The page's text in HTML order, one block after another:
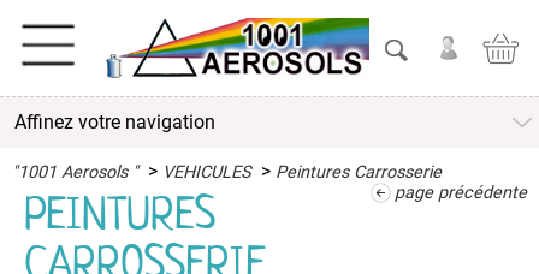
Affinez votre navigation
"1001 Aerosols "> VEHICULES> Peintures Carrosserie
page précédente
PEINTURES
CARROSSERIE